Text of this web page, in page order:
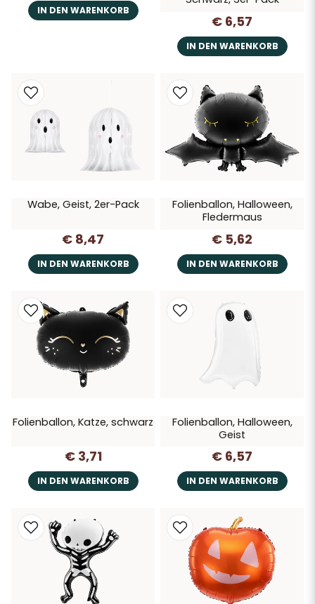
IN DEN WARENKORB
€ 6,57
IN DEN WARENKORB
Wabe, Geist, 2er-Pack
€ 8,47
IN DEN WARENKORB
Folienballon, Halloween,
Fledermaus
€ 5,62
IN DEN WARENKORB
Folienballon, Katze, schwarz
€ 3,71
IN DEN WARENKORB
Folienballon, Halloween,
Geist
€ 6,57
IN DEN WARENKORB